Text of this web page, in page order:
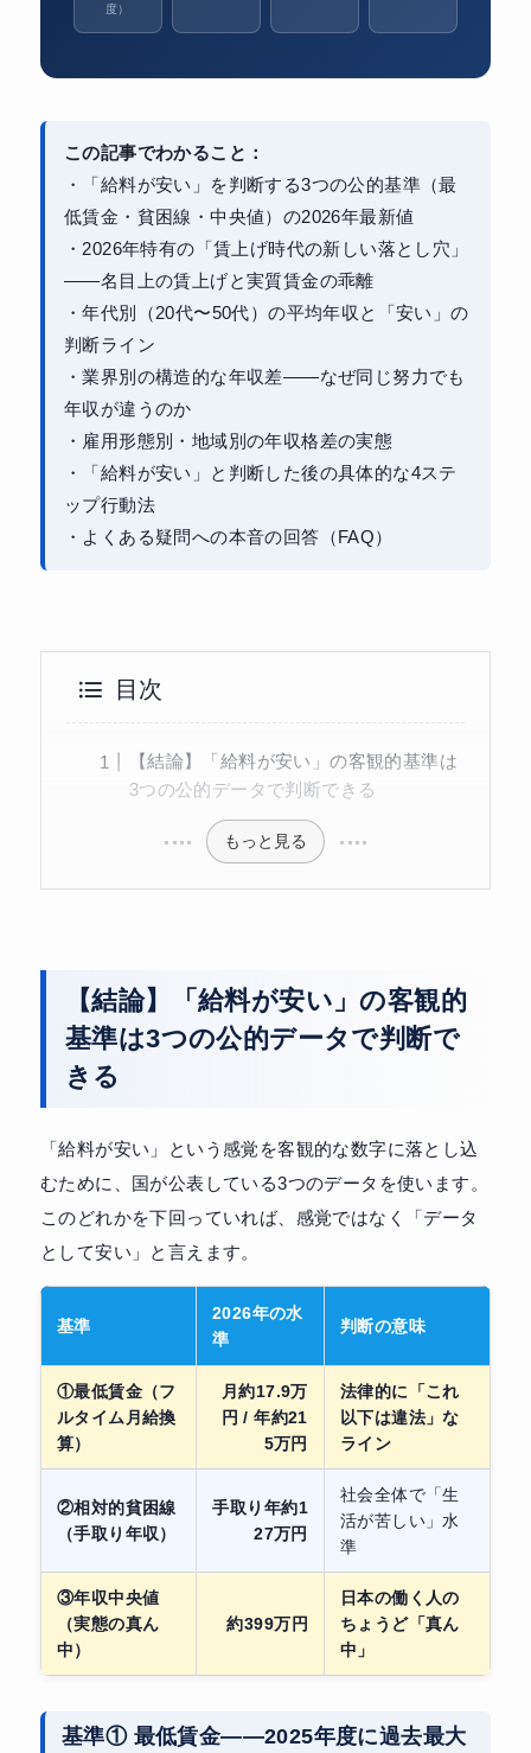
度）
この記事でわかること：
・「給料が安い」を判断する3つの公的基準（最
低賃金・貧困線・中央値）の2026年最新値
・2026年特有の「賃上げ時代の新しい落とし穴」
——名目上の賃上げと実質賃金の乖離
・年代別（20代〜50代）の平均年収と「安い」の
判断ライン
・業界別の構造的な年収差——なぜ同じ努力でも
年収が違うのか
・雇用形態別・地域別の年収格差の実態
・「給料が安い」と判断した後の具体的な4ステ
ップ行動法
・よくある疑問への本音の回答（FAQ）
目次
【結論】「給料が安い」の客観的基準は
3つの公的データで判断できる
もっと見る
【結論】「給料が安い」の客観的
基準は3つの公的データで判断で
きる
「給料が安い」という感覚を客観的な数字に落とし込
むために、国が公表している3つのデータを使います。
このどれかを下回っていれば、感覚ではなく「データ
として安い」と言えます。
基準
2026年の水
準
判断の意味
①最低賃金（フ
ルタイム月給換
算）
月約17.9万
円 / 年約21
5万円
法律的に「これ
以下は違法」な
ライン
②相対的貧困線
（手取り年収）
手取り年約1
27万円
社会全体で「生
活が苦しい」水
準
③年収中央値
（実態の真ん
中）
約399万円
日本の働く人の
ちょうど「真ん
中」
基準① 最低賃金——2025年度に過去最大